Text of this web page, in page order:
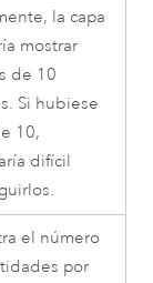
la capa
mostrar
de 10
Si hubiese
10,
difícil
el número
por